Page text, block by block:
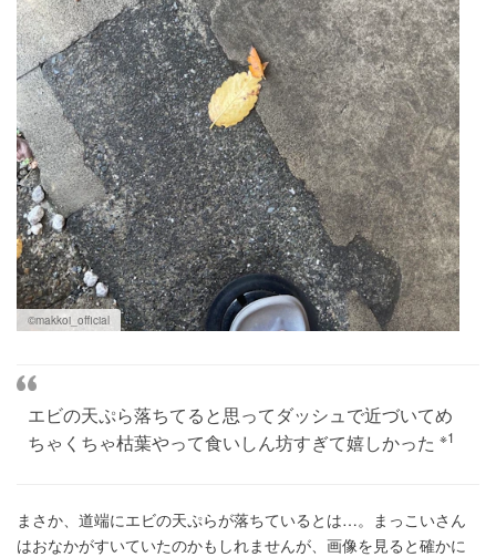
©makkoi_official
エビの天ぷら落ちてると思ってダッシュで近づいてめ
ちゃくちゃ枯葉やって食いしん坊すぎて嬉しかった ※1
まさか、道端にエビの天ぷらが落ちているとは…。まっこいさん
はおなかがすいていたのかもしれませんが、画像を見ると確かに